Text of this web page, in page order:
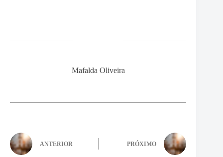
Mafalda Oliveira
ANTERIOR PRÓXIMO